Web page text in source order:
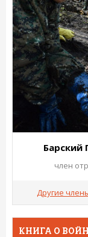
Барский
член
Другие
КНИГА О